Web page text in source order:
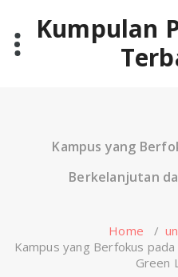
contentKumpulan
Kampus yang
Berkelanjutan
Home /
Kampus yang Berfokus
Green